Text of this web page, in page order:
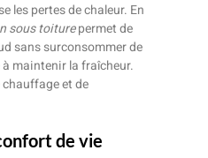
les pertes de chaleur. En
sous toiturepermet de
sans surconsommer de
à maintenir la fraîcheur.
et de
de vie